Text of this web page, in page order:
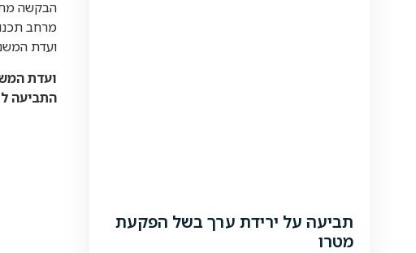
תביעה על ירידת ערך בשל הפקעת
מטרו
הבקשה
ועדת
ועדת
התביעה